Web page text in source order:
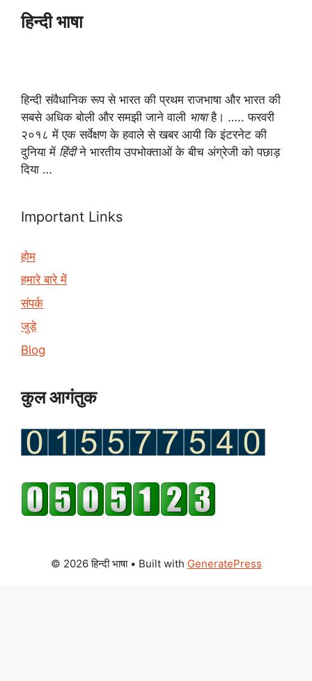
हिन्दी भाषा
हिन्दी संवैधानिक रूप से भारत की प्रथम राजभाषा और भारत की
सबसे अधिक बोली और समझी जाने वाली भाषाहै। ….. फरवरी
२०१८ में एक सर्वेक्षण के हवाले से खबर आयी कि इंटरनेट की
दुनिया में हिंदीने भारतीय उपभोक्ताओं के बीच अंग्रेजी को पछाड़
दिया …
Important Links
होम
हमारे बारे में
संपर्क
जुड़े
Blog
कुल आगंतुक
© 2026 हिन्दी भाषा• Built with GeneratePress